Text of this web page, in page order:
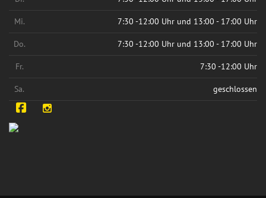
Mi. 7:30 -12:00 Uhr und 13:00 - 17:00 Uhr
Do. 7:30 -12:00 Uhr und 13:00 - 17:00 Uhr
Fr. 7:30 -12:00 Uhr
Sa. geschlossen
Facebook